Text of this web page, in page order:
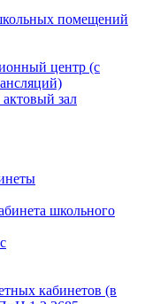
помещений
центр (с
зал
школьного
кабинетов (в